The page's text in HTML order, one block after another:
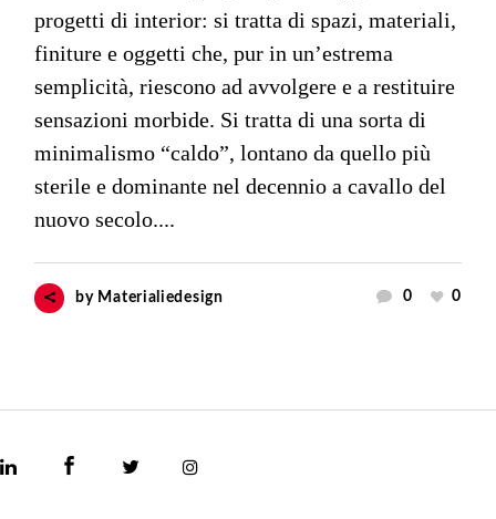
progetti di interior: si tratta di spazi, materiali,
finiture e oggetti che, pur in un’estrema
semplicità, riescono ad avvolgere e a restituire
sensazioni morbide. Si tratta di una sorta di
minimalismo “caldo”, lontano da quello più
sterile e dominante nel decennio a cavallo del
nuovo secolo....
by Materialiedesign 0 0